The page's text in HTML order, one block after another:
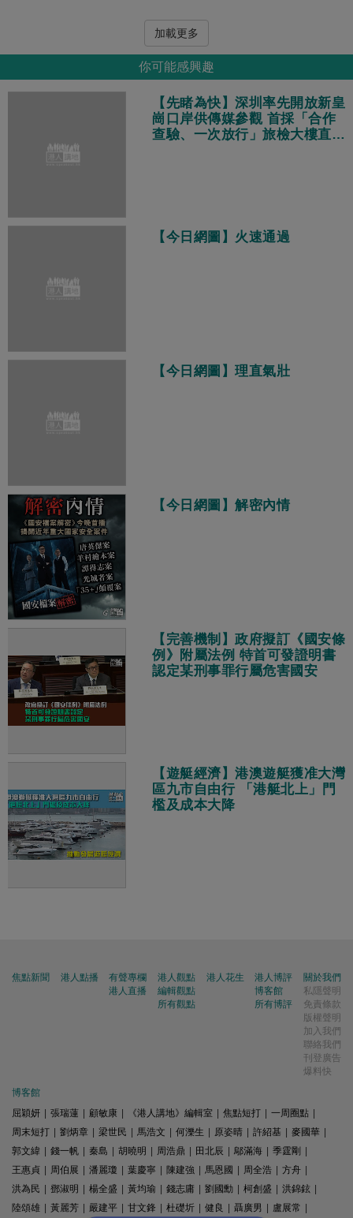
加載更多
你可能感興趣
【先睹為快】深圳率先開放新皇
崗口岸供傳媒參觀 首採「合作
查驗、一次放行」旅檢大樓直連
【今日網圖】火速通過
【今日網圖】理直氣壯
【今日網圖】解密內情
【完善機制】政府擬訂《國安條
例》附屬法例 特首可發證明書
認定某刑事罪行屬危害國安
【遊艇經濟】港澳遊艇獲准大灣
區九市自由行 「港艇北上」門
檻及成本大降
焦點新聞 港人點播
有聲專欄
港人直播
港人觀點
編輯觀點
所有觀點
港人花生
港人博評
博客館
所有博評
關於我們
私隱聲明
免責條款
版權聲明
加入我們
聯絡我們
刊登廣告
爆料快
博客館
屈穎妍 | 張瑞蓮 | 顧敏康 | 《港人講地》編輯室 | 焦點短打 | 一周圈點 |
周末短打 | 劉炳章 | 梁世民 | 馬浩文 | 何濼生 | 原姿晴 | 許紹基 | 麥國華 |
郭文緯 | 錢一帆 | 秦島 | 胡曉明 | 周浩鼎 | 田北辰 | 鄔滿海 | 季霆剛 |
王惠貞 | 周伯展 | 潘麗瓊 | 葉慶寧 | 陳建強 | 馬恩國 | 周全浩 | 方舟 |
洪為民 | 鄧淑明 | 楊全盛 | 黃均瑜 | 錢志庸 | 劉國勳 | 柯創盛 | 洪錦鉉 |
陸頌雄 | 黃麗芳 | 嚴建平 | 甘文鋒 | 杜礎圻 | 健良 | 聶廣男 | 盧展常 |